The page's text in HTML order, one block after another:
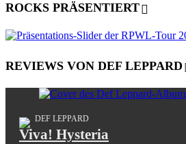
ROCKS PRÄSENTIERT
REVIEWS VON DEF LEPPARD
DEF LEPPARD
Viva! Hysteria